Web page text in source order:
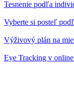
Tesnenie podľa
Vyberte si posteľ
Výživový plán na
Eye Tracking v